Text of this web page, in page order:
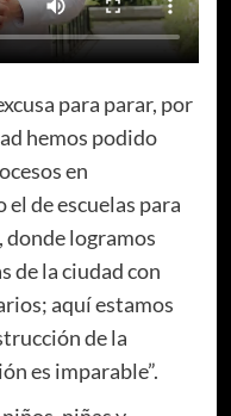
para parar, por
hemos podido
en
de escuelas para
logramos
de la ciudad con
aquí estamos
de la
es imparable”.